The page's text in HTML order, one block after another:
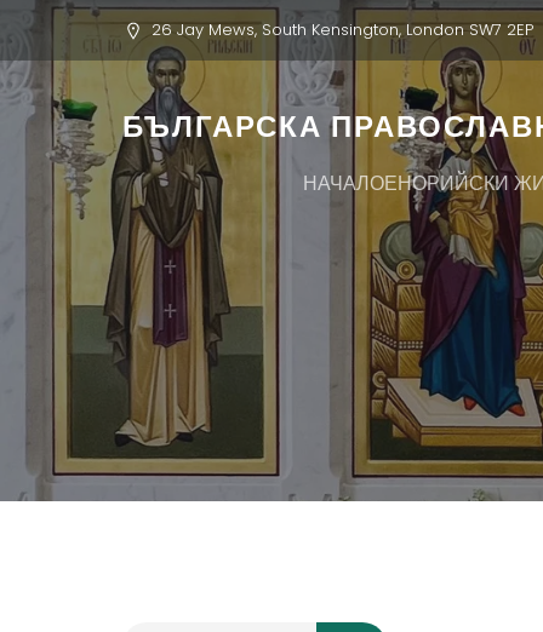
26 Jay Mews, South Kensington, London SW7 2EP
БЪЛГАРСКА
НАЧАЛОЕНОРИЙСКИ